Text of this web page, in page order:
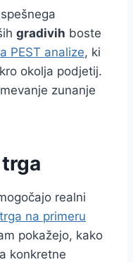
gradivih boste
PEST analize, ki
okolja podjetij.
zunanje
realni
na primeru
pokažejo, kako
konkretne